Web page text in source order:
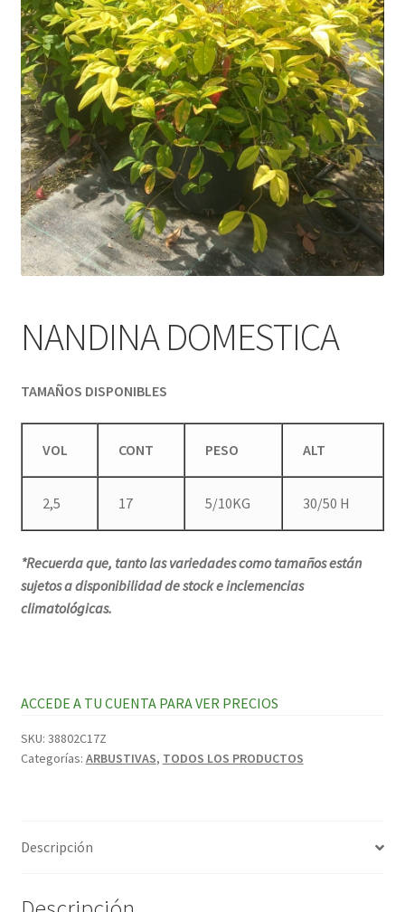
NANDINA DOMESTICA
TAMAÑOS DISPONIBLES
VOL CONT PESO ALT
2,5 17 5/10KG 30/50 H
*Recuerda que, tanto las variedades como tamaños están
sujetos a disponibilidad de stock e inclemencias
climatológicas.
ACCEDE A TU CUENTA PARA VER PRECIOS
SKU: 38802C17Z
Categorías: ARBUSTIVAS, TODOS LOS PRODUCTOS
Descripción